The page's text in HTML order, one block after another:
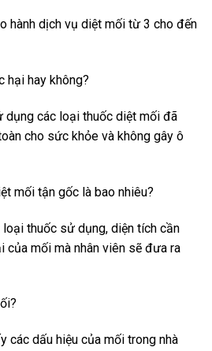
hành dịch vụ diệt mối từ 3 cho đến
hại hay không?
dụng các loại thuốc diệt mối đã
cho sức khỏe và không gây ô
mối tận gốc là bao nhiêu?
loại thuốc sử dụng, diện tích cần
của mối mà nhân viên sẽ đưa ra
các dấu hiệu của mối trong nhà